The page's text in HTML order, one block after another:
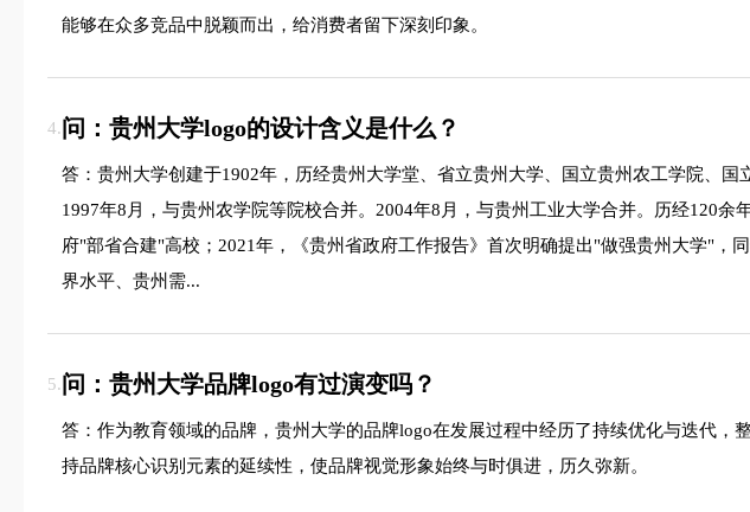
能够在众多竞品中脱颖而出，给消费者留下深刻印象。
4.问：贵州大学logo的设计含义是什么？
答：贵州大学创建于1902年，历经贵州大学堂、省立贵州大学、国立贵州农工学院、
1997年8月，与贵州农学院等院校合并。2004年8月，与贵州工业大学合并。历经120
府"部省合建"高校；2021年，《贵州省政府工作报告》首次明确提出"做强贵州大学"
界水平、贵州需...
5.问：贵州大学品牌logo有过演变吗？
答：作为教育领域的品牌，贵州大学的品牌logo在发展过程中经历了持续优化与迭代
持品牌核心识别元素的延续性，使品牌视觉形象始终与时俱进，历久弥新。